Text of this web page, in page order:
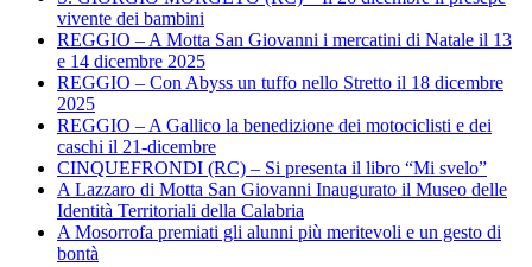
vivente dei bambini
REGGIO – A Motta San Giovanni i mercatini di Natale il 13
e 14 dicembre 2025
REGGIO – Con Abyss un tuffo nello Stretto il 18 dicembre
2025
REGGIO – A Gallico la benedizione dei motociclisti e dei
caschi il 21-dicembre
CINQUEFRONDI (RC) – Si presenta il libro “Mi svelo”
A Lazzaro di Motta San Giovanni Inaugurato il Museo delle
Identità Territoriali della Calabria
A Mosorrofa premiati gli alunni più meritevoli e un gesto di
bontà